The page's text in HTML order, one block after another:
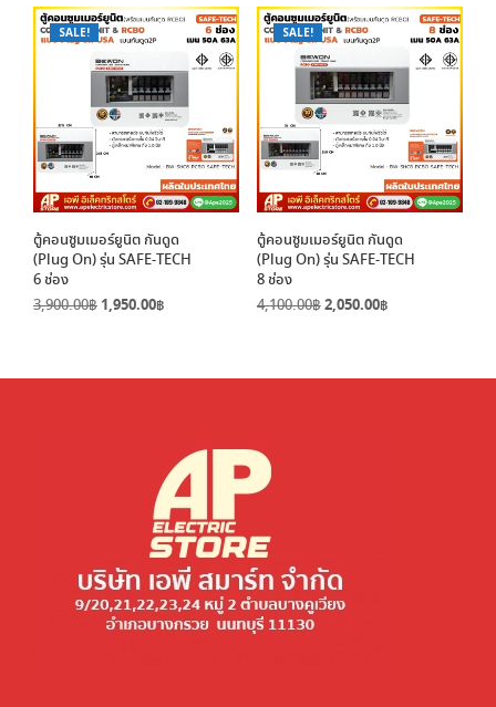
3,200.00฿.1,600.00฿.
SALE!
ตู้คอนซูมเมอร์ยูนิต กันดูด
(Plug On) รุ่น SAFE-TECH
6 ช่อง
3,900.00฿ Original
1,950.00฿
SALE!
ตู้คอนซูมเมอร์ยูนิต กันดูด
(Plug On) รุ่น SAFE-TECH
8 ช่อง
4,100.00฿Original
2,050.00฿Current